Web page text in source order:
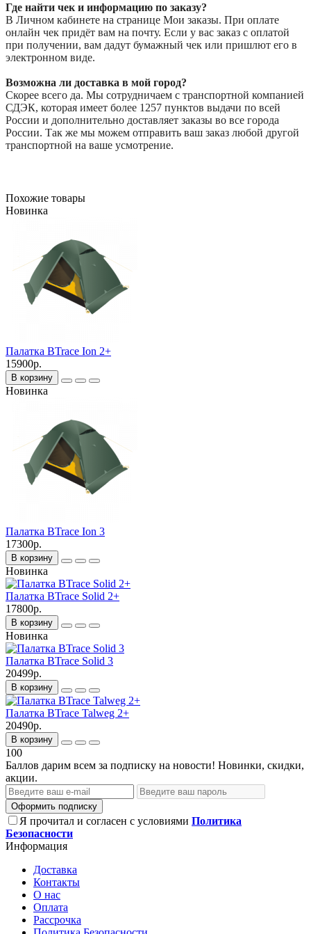
Где найти чек и информацию по заказу?
В Личном кабинете на странице Мои заказы. При оплате
онлайн чек придёт вам на почту. Если у вас заказ с оплатой
при получении, вам дадут бумажный чек или пришлют его в
электронном виде.
Возможна ли доставка в мой город?
Скорее всего да. Мы сотрудничаем с транспортной компанией
СДЭК, которая имеет более 1257 пунктов выдачи по всей
России и дополнительно доставляет заказы во все города
России. Так же мы можем отправить ваш заказ любой другой
транспортной на ваше усмотрение.
Похожие товары
Новинка
Палатка BTrace Ion 2+
15900р.
В корзину
Новинка
Палатка BTrace Ion 3
17300р.
В корзину
Новинка
Палатка BTrace Solid 2+
17800р.
В корзину
Новинка
Палатка BTrace Solid 3
20499р.
В корзину
Палатка BTrace Talweg 2+
20490р.
В корзину
100
Баллов дарим всем за подписку на новости! Новинки, скидки,
акции.
Оформить подписку
Я прочитал и согласен с условиями Политика
Безопасности
Информация
Доставка
Контакты
О нас
Оплата
Рассрочка